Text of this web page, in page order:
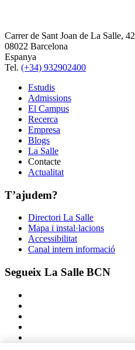
Carrer de Sant Joan de La Salle, 42
08022 Barcelona
Espanya
Tel. (+34) 932902400
Estudis
Admissions
El Campus
Recerca
Empresa
Blogs
La Salle
Contacte
Actualitat
T’ajudem?
Directori La Salle
Mapa i instal·lacions
Accessibilitat
Canal intern informació
Segueix La Salle BCN